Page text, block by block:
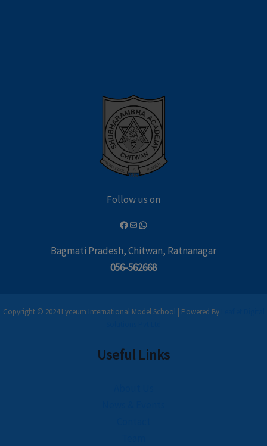
Follow us on
Bagmati Pradesh, Chitwan, Ratnanagar
056-562668
Copyright © 2024 Lyceum International Model School | Powered By
Useful Links